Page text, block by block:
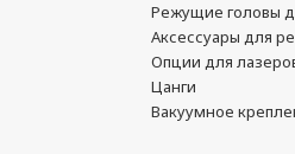
Режущие головы
Аксессуары для
Опции для
Цанги
Вакуумное